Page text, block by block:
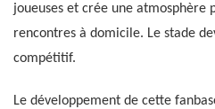
joueuses et crée une atmosphère
rencontres à domicile. Le stade
compétitif.
Le développement de cette